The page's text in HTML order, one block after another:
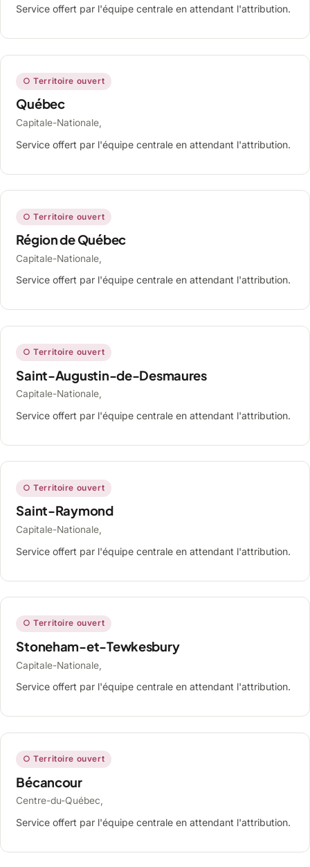
Service offert par l'équipe centrale en attendant l'attribution.
○ Territoire ouvert
Québec
Capitale-Nationale,
Service offert par l'équipe centrale en attendant l'attribution.
○ Territoire ouvert
Région de Québec
Capitale-Nationale,
Service offert par l'équipe centrale en attendant l'attribution.
○ Territoire ouvert
Saint-Augustin-de-Desmaures
Capitale-Nationale,
Service offert par l'équipe centrale en attendant l'attribution.
○ Territoire ouvert
Saint-Raymond
Capitale-Nationale,
Service offert par l'équipe centrale en attendant l'attribution.
○ Territoire ouvert
Stoneham-et-Tewkesbury
Capitale-Nationale,
Service offert par l'équipe centrale en attendant l'attribution.
○ Territoire ouvert
Bécancour
Centre-du-Québec,
Service offert par l'équipe centrale en attendant l'attribution.